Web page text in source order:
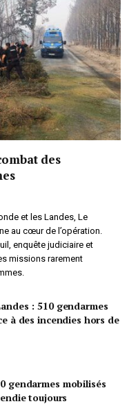
des
et les Landes, Le
au cœur de l’opération.
enquête judiciaire et
missions rarement
: 510 gendarmes
à des incendies hors de
gendarmes mobilisés
toujours